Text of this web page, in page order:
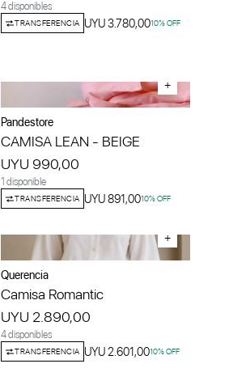
4 disponibles
TRANSFERENCIA UYU 3.780,0010% OFF
+
Pandestore
CAMISA LEAN - BEIGE
UYU 990,00
1 disponible
TRANSFERENCIA UYU 891,0010% OFF
+
Querencia
Camisa Romantic
UYU 2.890,00
4 disponibles
TRANSFERENCIA UYU 2.601,0010% OFF